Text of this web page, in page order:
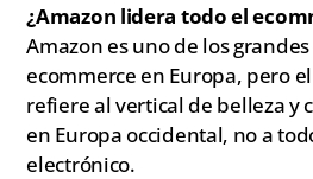
¿Amazon lidera todo el
Amazon es uno de los
ecommerce en Europa, pero
refiere al vertical de belleza y
en Europa occidental, no a
electrónico.